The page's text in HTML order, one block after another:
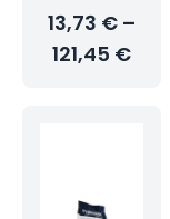
13,73 € –
121,45 €